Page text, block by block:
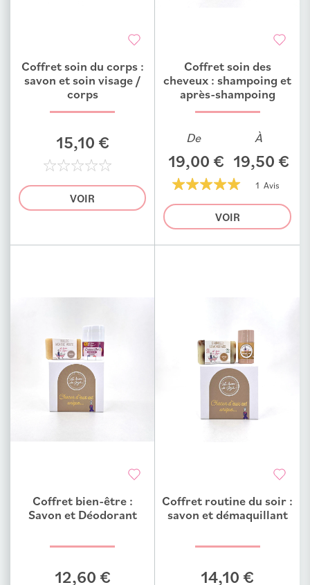
Ajouter au comparateur
Coffret soin du corps :
savon et soin visage /
corps
15,10 €
0%
VOIR
Ajouter au comparateur
Coffret soin des
cheveux : shampoing et
après-shampoing
De
19,00 €
À
19,50 €
100%
1 Avis
VOIR
Ajouter au comparateur
Coffret bien-être :
Savon et Déodorant
12,60 €
Ajouter au comparateur
Coffret routine du soir :
savon et démaquillant
14,10 €